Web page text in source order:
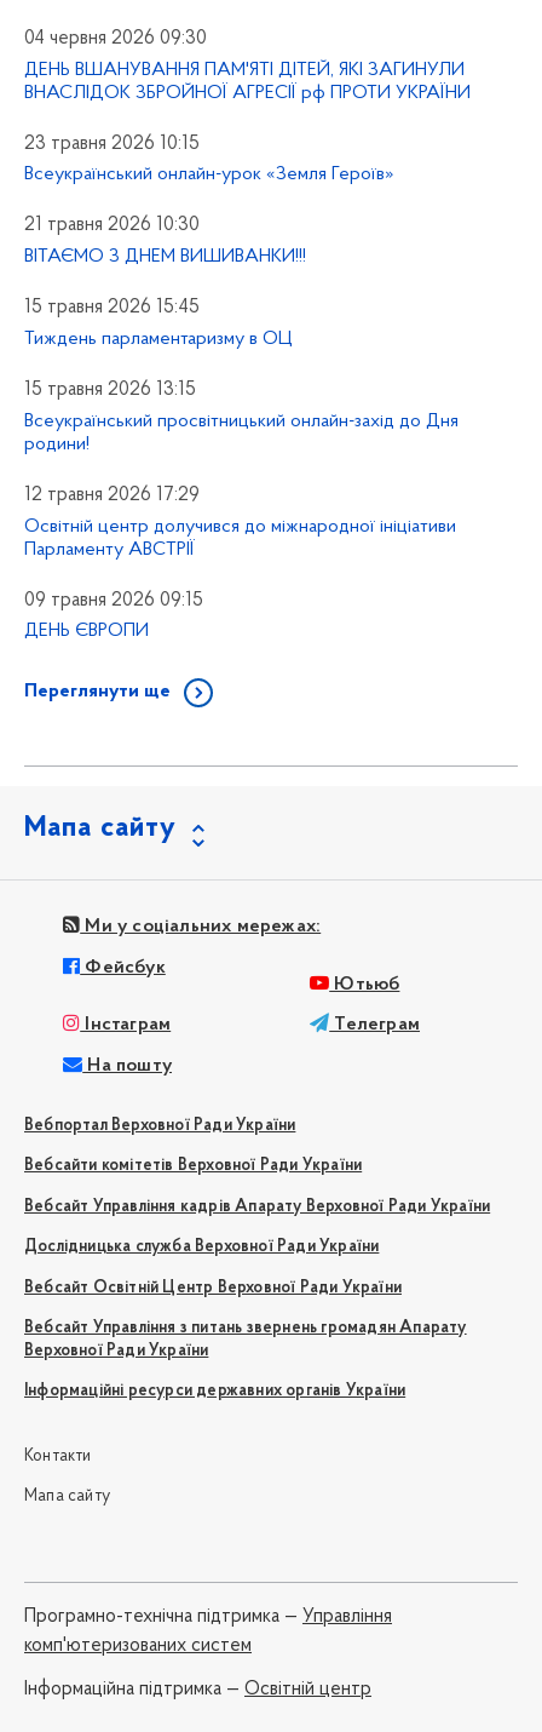
04 червня 2026 09:30
ДЕНЬ ВШАНУВАННЯ ПАМ'ЯТІ ДІТЕЙ, ЯКІ ЗАГИНУЛИ
ВНАСЛІДОК ЗБРОЙНОЇ АГРЕСІЇ рф ПРОТИ УКРАЇНИ
23 травня 2026 10:15
Всеукраїнський онлайн-урок «Земля Героїв»
21 травня 2026 10:30
ВІТАЄМО З ДНЕМ ВИШИВАНКИ!!!
15 травня 2026 15:45
Тиждень парламентаризму в ОЦ
15 травня 2026 13:15
Всеукраїнський просвітницький онлайн-захід до Дня
родини!
12 травня 2026 17:29
Освітній центр долучився до міжнародної ініціативи
Парламенту АВСТРІЇ
09 травня 2026 09:15
ДЕНЬ ЄВРОПИ
Переглянути ще
Мапа сайту
Ми у соціальних мережах:
Фейсбук
Ютьюб
Інстаграм Телеграм
На пошту
Вебпортал Верховної Ради України
Вебсайти комітетів Верховної Ради України
Вебсайт Управління кадрів Апарату Верховної Ради України
Дослідницька служба Верховної Ради України
Вебсайт Освітній Центр Верховної Ради України
Вебсайт Управління з питань звернень громадян Апарату
Верховної Ради України
Інформаційні ресурси державних органів України
Контакти
Мапа сайту
Програмно-технічна підтримка — Управління
комп'ютеризованих систем
Iнформаційна підтримка — Освітній центр